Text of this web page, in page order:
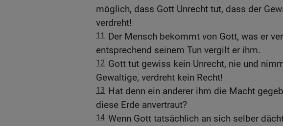
möglich, dass Gott Unrecht tut, dass der
verdreht!
11
Der Mensch bekommt von Gott, was er
entsprechend seinem Tun vergilt er ihm.
12 Gott tut gewiss kein Unrecht, nie und
Gewaltige, verdreht kein Recht!
13 Hat denn ein anderer ihm die Macht
diese Erde anvertraut?
14 Wenn Gott tatsächlich an sich selber